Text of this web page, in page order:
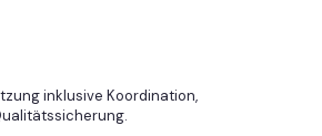
inklusive Koordination,